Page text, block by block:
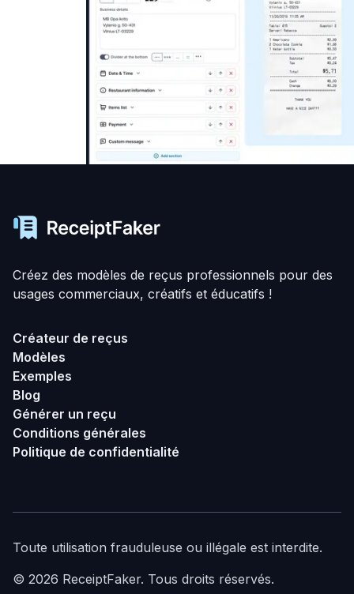
Créez des modèles de reçus professionnels pour des
usages commerciaux, créatifs et éducatifs !
Créateur de reçus
Modèles
Exemples
Blog
Générer un reçu
Conditions générales
Politique de confidentialité
Toute utilisation frauduleuse ou illégale est interdite.
© 2026 ReceiptFaker. Tous droits réservés.